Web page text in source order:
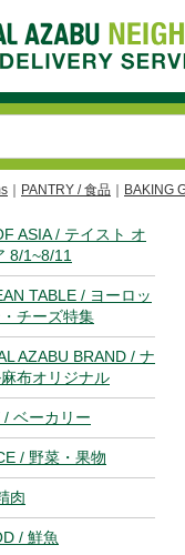
PANTRY / 食品 BAKING
ASIA / テイスト オ
8/1~8/11
TABLE / ヨーロッ
チーズ特集
AZABU BRAND / ナ
布オリジナル
/ ベーカリー
/ 野菜・果物
肉
/ 鮮魚